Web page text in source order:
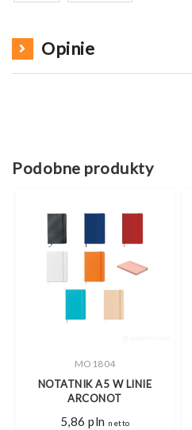
Opinie
Podobne produkty
MO1804
NOTATNIK A5 W LINIE
ARCONOT
5,86 pln netto